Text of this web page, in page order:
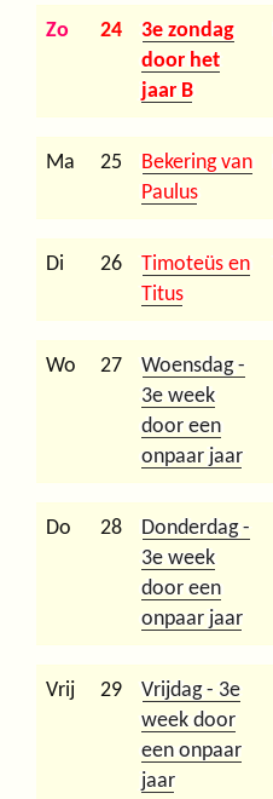
Zo 24
3e zondag
door het
jaar B
Ma 25
Bekering van
Paulus
Di 26
Timoteüs en
Titus
Wo 27
Woensdag -
3e week
door een
onpaar jaar
Do 28
Donderdag -
3e week
door een
onpaar jaar
Vrij 29
Vrijdag - 3e
week door
een onpaar
jaar